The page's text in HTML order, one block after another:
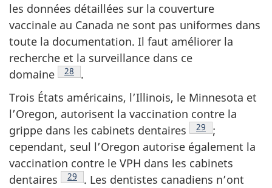
les données détaillées sur la couverture
vaccinale au Canada ne sont pas uniformes dans
toute la documentation. Il faut améliorer la
recherche et la surveillance dans ce
domaine
Note de bas de page
28
.
Trois États américains, l’Illinois, le Minnesota et
l’Oregon, autorisent la vaccination contre la
grippe dans les cabinets dentaires Note de bas de
29
;
cependant, seul l’Oregon autorise également la
vaccination contre le VPH dans les cabinets
dentaires
Note de bas de page
29 . Les dentistes canadiens n’ont